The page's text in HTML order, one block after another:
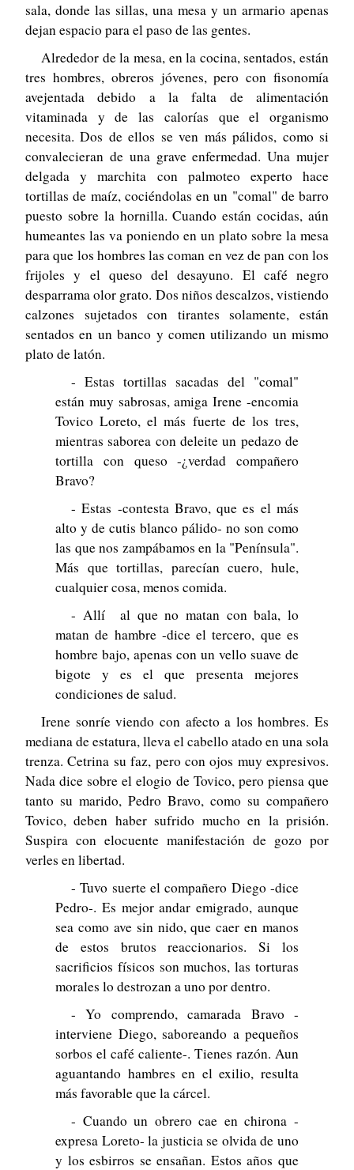
sala, donde las sillas, una mesa y un armario apenas
dejan espacio para el paso de las gentes.
Alrededor de la mesa, en la cocina, sentados, están
tres hombres, obreros jóvenes, pero con fisonomía
avejentada debido a la falta de alimentación
vitaminada y de las calorías que el organismo
necesita. Dos de ellos se ven más pálidos, como si
convalecieran de una grave enfermedad. Una mujer
delgada y marchita con palmoteo experto hace
tortillas de maíz, cociéndolas en un "comal" de barro
puesto sobre la hornilla. Cuando están cocidas, aún
humeantes las va poniendo en un plato sobre la mesa
para que los hombres las coman en vez de pan con los
frijoles y el queso del desayuno. El café negro
desparrama olor grato. Dos niños descalzos, vistiendo
calzones sujetados con tirantes solamente, están
sentados en un banco y comen utilizando un mismo
plato de latón.
- Estas tortillas sacadas del "comal"
están muy sabrosas, amiga Irene -encomia
Tovico Loreto, el más fuerte de los tres,
mientras saborea con deleite un pedazo de
tortilla con queso -¿verdad compañero
Bravo?
- Estas -contesta Bravo, que es el más
alto y de cutis blanco pálido- no son como
las que nos zampábamos en la "Península".
Más que tortillas, parecían cuero, hule,
cualquier cosa, menos comida.
- Allí al que no matan con bala, lo
matan de hambre -dice el tercero, que es
hombre bajo, apenas con un vello suave de
bigote y es el que presenta mejores
condiciones de salud.
Irene sonríe viendo con afecto a los hombres. Es
mediana de estatura, lleva el cabello atado en una sola
trenza. Cetrina su faz, pero con ojos muy expresivos.
Nada dice sobre el elogio de Tovico, pero piensa que
tanto su marido, Pedro Bravo, como su compañero
Tovico, deben haber sufrido mucho en la prisión.
Suspira con elocuente manifestación de gozo por
verles en libertad.
- Tuvo suerte el compañero Diego -dice
Pedro-. Es mejor andar emigrado, aunque
sea como ave sin nido, que caer en manos
de estos brutos reaccionarios. Si los
sacrificios físicos son muchos, las torturas
morales lo destrozan a uno por dentro.
- Yo comprendo, camarada Bravo -
interviene Diego, saboreando a pequeños
sorbos el café caliente-. Tienes razón. Aun
aguantando hambres en el exilio, resulta
más favorable que la cárcel.
- Cuando un obrero cae en chirona -
expresa Loreto- la justicia se olvida de uno
y los esbirros se ensañan. Estos años que